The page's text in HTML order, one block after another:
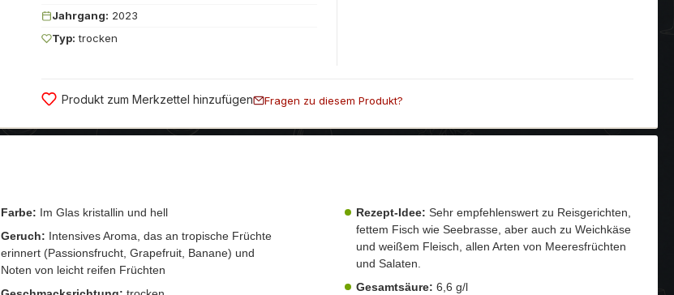
Jahrgang: 2023
Typ: trocken
Produkt zum Merkzettel hinzufügen Fragen zu diesem Produkt?
Farbe: Im Glas kristallin und hell
Geruch: Intensives Aroma, das an tropische Früchte
erinnert (Passionsfrucht, Grapefruit, Banane) und
Noten von leicht reifen Früchten
Rezept-Idee: Sehr empfehlenswert zu Reisgerichten,
fettem Fisch wie Seebrasse, aber auch zu Weichkäse
und weißem Fleisch, allen Arten von Meeresfrüchten
und Salaten.
Gesamtsäure: 6,6 g/l